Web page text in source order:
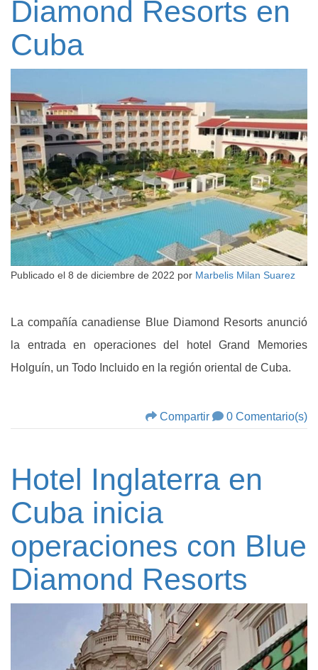
Diamond Resorts en
Cuba
Publicado el 8 de diciembre de 2022 por Marbelis Milan Suarez
La compañía canadiense Blue Diamond Resorts anunció
la entrada en operaciones del hotel Grand Memories
Holguín, un Todo Incluido en la región oriental de Cuba.
Compartir 0 Comentario(s)
Hotel Inglaterra en
Cuba inicia
operaciones con Blue
Diamond Resorts